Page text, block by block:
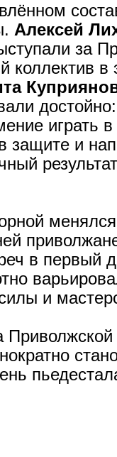
Алексей
за
коллектив в
достойно:
играть
защите и
в первый
и
Приволжской